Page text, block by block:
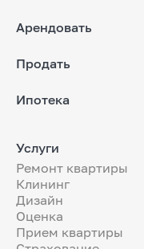
Арендовать
Продать
Ипотека
Услуги
Ремонт квартиры
Клининг
Дизайн
Оценка
Прием квартиры